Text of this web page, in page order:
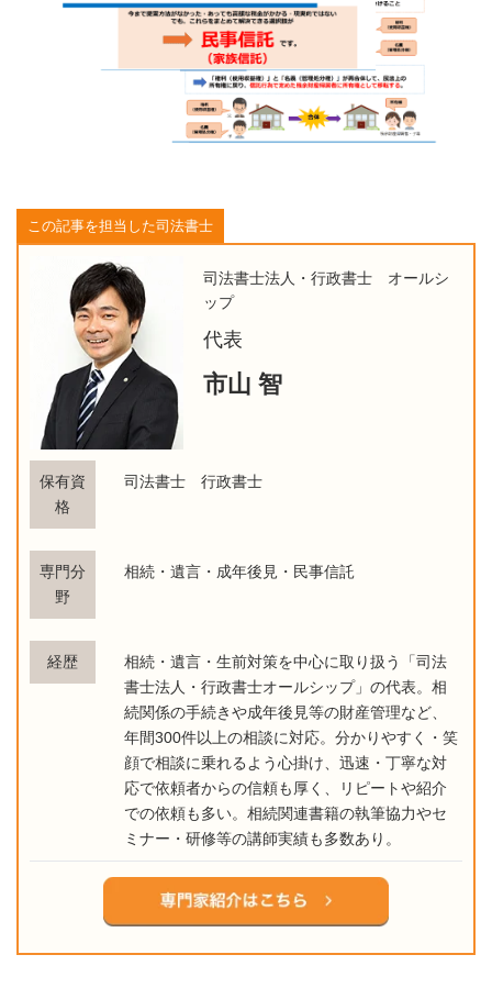
この記事を担当した司法書士
司法書士法人・行政書士 オールシ
ップ
代表
市山 智
保有資
格
司法書士 行政書士
専門分
野
相続・遺言・成年後見・民事信託
経歴
相続・遺言・生前対策を中心に取り扱う「司法
書士法人・行政書士オールシップ」の代表。相
続関係の手続きや成年後見等の財産管理など、
年間300件以上の相談に対応。分かりやすく・笑
顔で相談に乗れるよう心掛け、迅速・丁寧な対
応で依頼者からの信頼も厚く、リピートや紹介
での依頼も多い。相続関連書籍の執筆協力やセ
ミナー・研修等の講師実績も多数あり。